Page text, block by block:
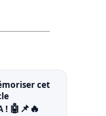
cet
! 🤖📌🔥